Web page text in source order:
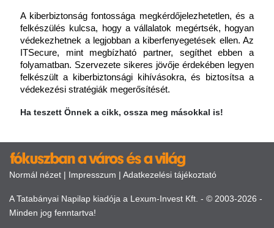
A kiberbiztonság fontossága megkérdőjelezhetetlen, és a
felkészülés kulcsa, hogy a vállalatok megértsék, hogyan
védekezhetnek a legjobban a kiberfenyegetések ellen. Az
ITSecure, mint megbízható partner, segíthet ebben a
folyamatban. Szervezete sikeres jövője érdekében legyen
felkészült a kiberbiztonsági kihívásokra, és biztosítsa a
védekezési stratégiák megerősítését.
Ha teszett Önnek a cikk, ossza meg másokkal is!
Normál nézet | Impresszum | Adatkezelési tájékoztató
A Tatabányai Napilap kiadója a Lexum-Invest Kft. - © 2003-2026 -
Minden jog fenntartva!